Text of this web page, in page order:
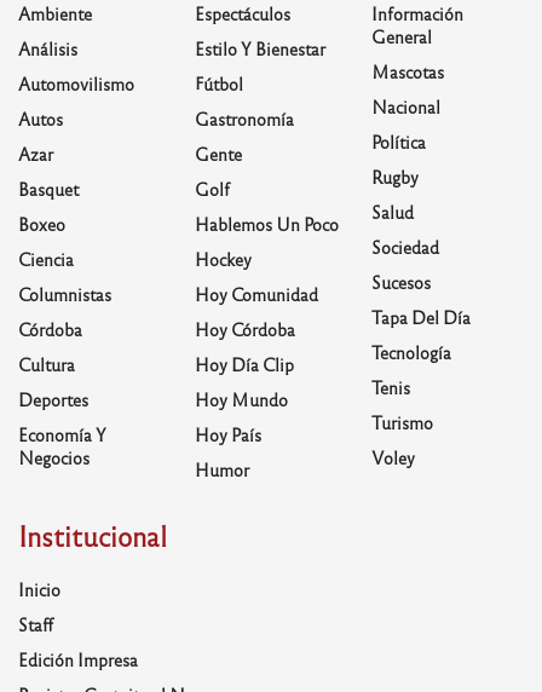
Ambiente
Análisis
Automovilismo
Autos
Azar
Basquet
Boxeo
Ciencia
Columnistas
Córdoba
Cultura
Deportes
Economía Y
Negocios
Espectáculos
Estilo Y Bienestar
Fútbol
Gastronomía
Gente
Golf
Hablemos Un Poco
Hockey
Hoy Comunidad
Hoy Córdoba
Hoy Día Clip
Hoy Mundo
Hoy País
Humor
Información
General
Mascotas
Nacional
Política
Rugby
Salud
Sociedad
Sucesos
Tapa Del Día
Tecnología
Tenis
Turismo
Voley
Institucional
Inicio
Staff
Edición Impresa